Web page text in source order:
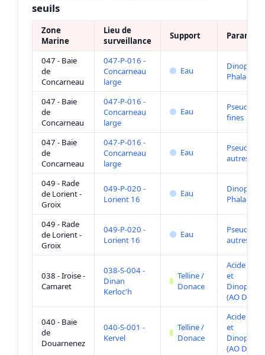
seuils
Zone
Marine
Lieu de
surveillance
Support
047 - Baie
de
Concarneau
047-P-016 -
Concarneau
large
Eau
047 - Baie
de
Concarneau
047-P-016 -
Concarneau
large
Eau
Pseudo-
fines
047 - Baie
de
Concarneau
047-P-016 -
Concarneau
large
Eau
Pseudo-
autres
049 - Rade
de Lorient -
Groix
049-P-020 -
Lorient 16
Eau
049 - Rade
de Lorient -
Groix
049-P-020 -
Lorient 16
Eau
Pseudo-
autres
038 - Iroise -
Camaret
038-S-004 -
Dinan
Kerloc'h
Telline /
Donace
Acide
et
(AO DTXs)
040 - Baie
de
Douarnenez
040-S-001 -
Kervel
Telline /
Donace
Acide
et
(AO DTXs)